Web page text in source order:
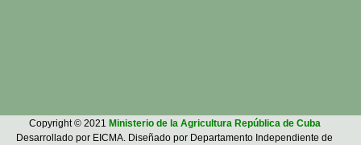
Copyright © 2021 Ministerio de la Agricultura República de Cuba
Desarrollado por EICMA. Diseñado por Departamento Independiente de